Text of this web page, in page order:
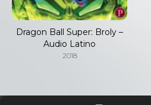
Dragon Ball Super: Broly –
Audio Latino
2018